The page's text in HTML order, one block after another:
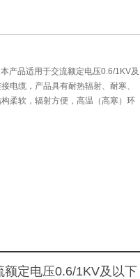
产品适用于交流额定电压0.6/1KV及
电缆，产品具有耐热辐射、耐寒、
柔软，辐射方便，高温（高寒）环
定电压0.6/1KV及以下